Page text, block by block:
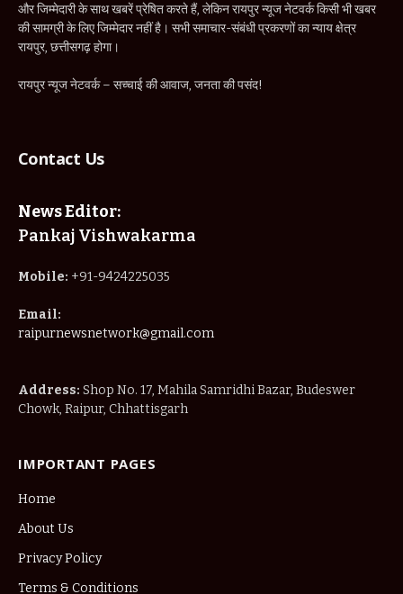
और जिम्मेदारी के साथ खबरें प्रेषित करते हैं, लेकिन रायपुर न्यूज नेटवर्क किसी भी खबर
की सामग्री के लिए जिम्मेदार नहीं है। सभी समाचार-संबंधी प्रकरणों का न्याय क्षेत्र
रायपुर, छत्तीसगढ़ होगा।
रायपुर न्यूज नेटवर्क – सच्चाई की आवाज, जनता की पसंद!
Contact Us
News Editor:
Pankaj Vishwakarma
Mobile: +91-9424225035
Email:
raipurnewsnetwork@gmail.com
Address: Shop No. 17, Mahila Samridhi Bazar, Budeswer
Chowk, Raipur, Chhattisgarh
IMPORTANT PAGES
Home
About Us
Privacy Policy
Terms & Conditions